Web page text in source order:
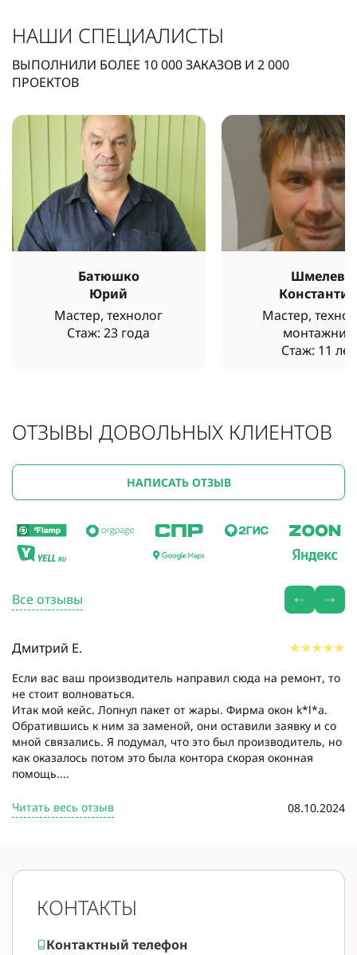
НАШИ СПЕЦИАЛИСТЫ
ВЫПОЛНИЛИ БОЛЕЕ 10 000ЗАКАЗОВ И 2 000
ПРОЕКТОВ
Батюшко
Юрий
Мастер, технолог
Стаж: 23 года
Шмелев
Константин
Мастер,
монтажник
Стаж: 11 лет
ОТЗЫВЫ ДОВОЛЬНЫХ КЛИЕНТОВ
НАПИСАТЬ ОТЗЫВ
Все отзывы
Дмитрий Е.
Если вас ваш производитель направил сюда на ремонт, то
не стоит волноваться.
Итак мой кейс. Лопнул пакет от жары. Фирма окон k*l*a.
Обратившись к ним за заменой, они оставили заявку и со
мной связались. Я подумал, что это был производитель, но
как оказалось потом это была контора скорая оконная
помощь....
Читать весь отзыв 08.10.2024
КОНТАКТЫ
Контактный телефон